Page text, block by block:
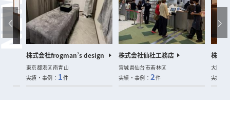
株式会社frogman’s design
東京都港区南青山
実績・事例： 1件
株式会社仙杜工務店
宮城県仙台市若林区
実績・事例：2件
株式
大阪府
実績・